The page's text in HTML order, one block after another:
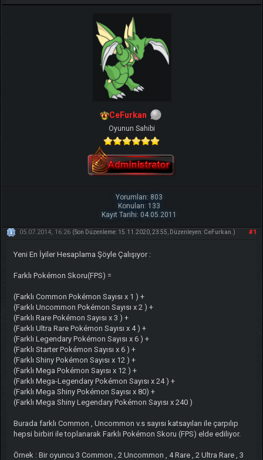
CeFurkan
Oyunun Sahibi
Yorumları: 803
Konuları: 133
Kayıt Tarihi: 04.05.2011
#1
05.07.2014, 16:26 (Son Düzenleme: 15.11.2020, 23:55, Düzenleyen: CeFurkan .)
Yeni En İyiler Hesaplama Şöyle Çalışıyor :
Farklı Pokémon Skoru(FPS) =
(Farklı Common Pokémon Sayısı x 1 ) +
(Farklı Uncommon Pokémon Sayısı x 2 ) +
(Farklı Rare Pokémon Sayısı x 3 ) +
(Farklı Ultra Rare Pokémon Sayısı x 4 ) +
(Farklı Legendary Pokémon Sayısı x 6 ) +
(Farklı Starter Pokémon Sayısı x 6 ) +
(Farklı Shiny Pokémon Sayısı x 12 ) +
(Farklı Mega Pokémon Sayısı x 12 ) +
(Farklı Mega-Legendary Pokémon Sayısı x 24 ) +
(Farklı Mega Shiny Pokémon Sayısı x 80) +
(Farklı Mega Shiny Legendary Pokémon Sayısı x 240 )
Burada farklı Common , Uncommon v.s sayısı katsayıları ile çarpılıp
hepsi birbiri ile toplanarak Farklı Pokémon Skoru (FPS) elde ediliyor.
Örnek : Bir oyuncu 3 Common , 2 Uncommon , 4 Rare , 2 Ultra Rare , 3